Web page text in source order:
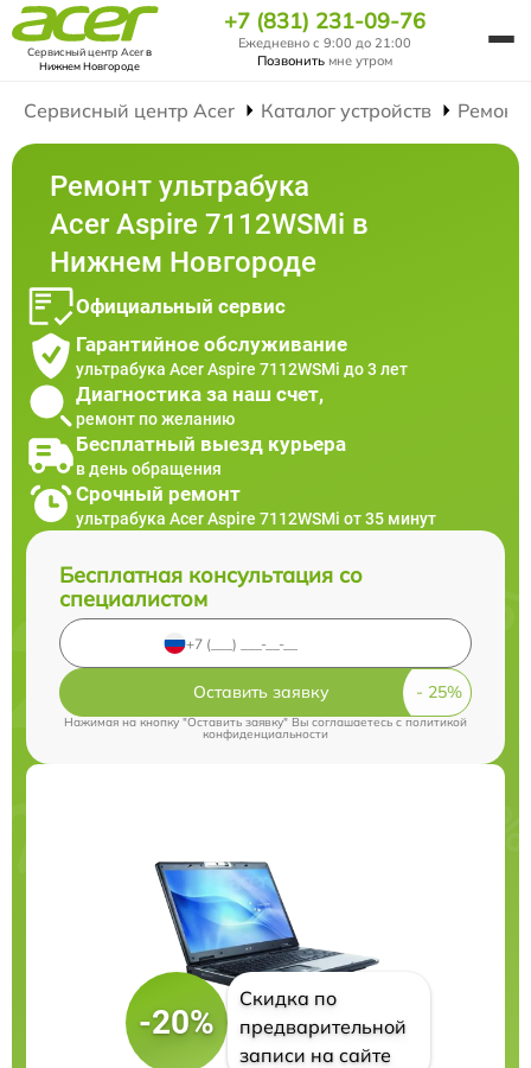
Сервисный центр Acerв
Нижнем Новгороде
+7 (831) 231-09-76
Ежедневно с 9:00 до 21:00
Позвонить мне утром
Сервисный центр Acer Каталог устройств Ремонт
Ремонт ультрабука
Acer Aspire 7112WSMi в
Нижнем Новгороде
Официальный сервис
Гарантийное обслуживание
ультрабука Acer Aspire 7112WSMi до 3 лет
Диагностика за наш счет,
ремонт по желанию
Бесплатный выезд курьера
в день обращения
Срочный ремонт
ультрабука Acer Aspire 7112WSMi от 35 минут
Бесплатная консультация со
специалистом
Оставить заявку
Нажимая на кнопку "Оставить заявку" Вы соглашаетесь cполитикой
конфиденциальности
-20%
Скидка по
предварительной
записи на сайте